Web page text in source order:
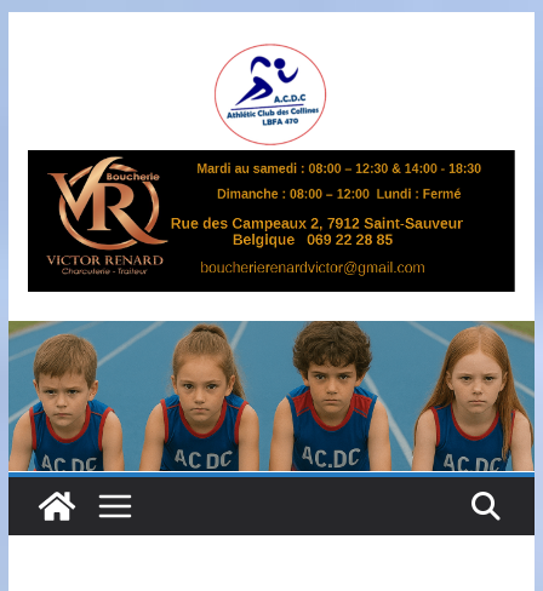
A
S
B
L
L
B
F
A
4
7